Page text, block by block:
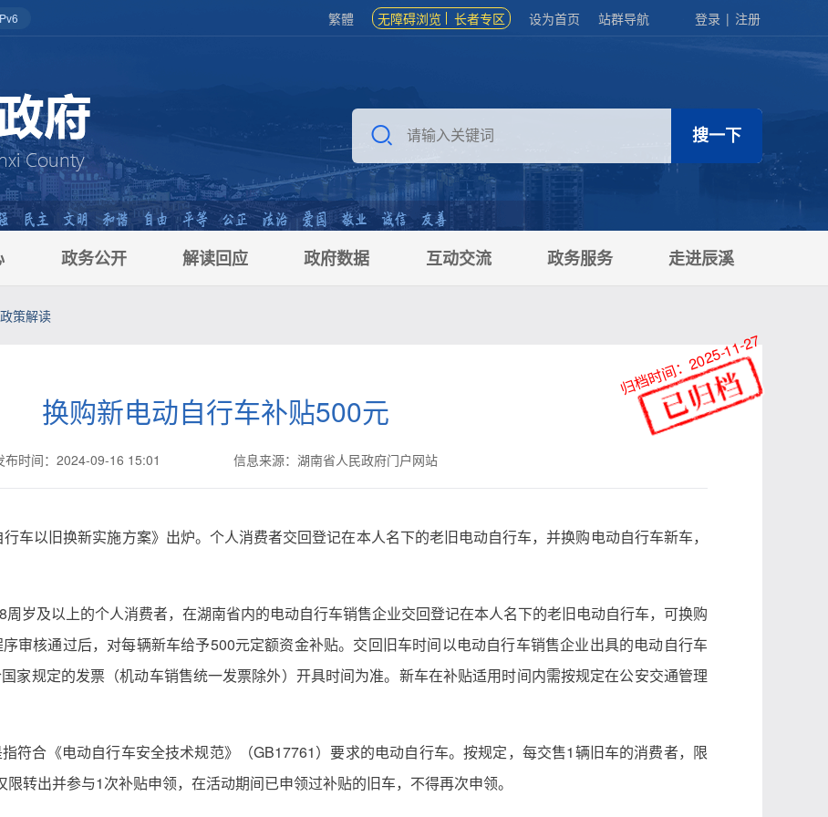
繁體 无障碍浏览 长者专区 设为首页 站群导航 登录 | 注册
政务公开 解读回应 政府数据 互动交流 政务服务 走进辰溪
政策解读
换购新电动自行车补贴500元
布时间：2024-09-16 15:01 信息来源：湖南省人民政府门户网站
车以旧换新实施方案》出炉。个人消费者交回登记在本人名下的老旧电动自行车，并换购电动自行车新车，
岁及以上的个人消费者，在湖南省内的电动自行车销售企业交回登记在本人名下的老旧电动自行车，可换购
审核通过后，对每辆新车给予500元定额资金补贴。交回旧车时间以电动自行车销售企业出具的电动自行车
家规定的发票（机动车销售统一发票除外）开具时间为准。新车在补贴适用时间内需按规定在公安交通管理
符合《电动自行车安全技术规范》（GB17761）要求的电动自行车。按规定，每交售1辆旧车的消费者，限
转出并参与1次补贴申领，在活动期间已申领过补贴的旧车，不得再次申领。
归档时间：2025-11-27